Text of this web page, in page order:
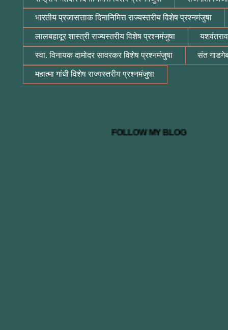
भारतीय प्रजासत्ताक दिनानिमित्त राज्यस्तरीय विशेष प्रश्नमंजुषा
लालबहादूर शास्त्री राज्यस्तरीय विशेष प्रश्नमंजुषा
स्वा. विनायक दामोदर सावरकर विशेष प्रश्नमंजुषा संत
महात्मा गांधी विशेष राज्यस्तरीय प्रश्नमंजुषा
FOLLOW MY